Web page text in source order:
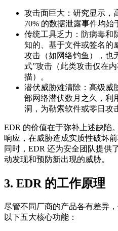
攻击面巨大：研究显示，
70% 的数据泄露事件均始
传统工具乏力：防病毒和
知的、基于文件或签名的
攻击（如网络钓鱼），也
式”攻击（此类攻击仅在
描）。
潜伏威胁难清除：高级威
部网络潜伏数月之久，利
洞，为勒索软件或零日攻
EDR 的价值在于弥补上述缺陷
响应，在威胁造成实质性破坏
同时，EDR 还为安全团队提供
动发现和预防新出现的威胁。
3. EDR 的工作原理
尽管不同厂商的产品各有差异
以下五大核心功能：